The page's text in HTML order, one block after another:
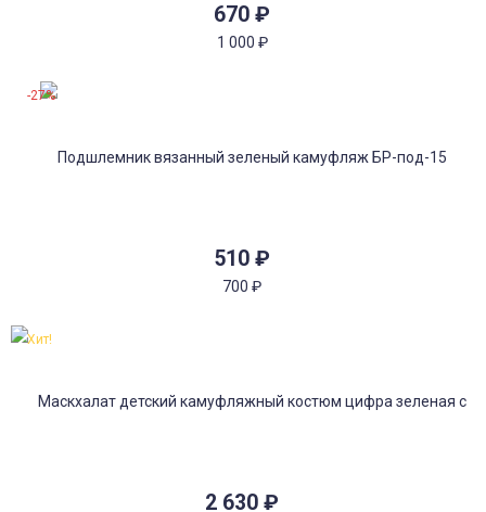
670 ₽
1 000 ₽
510 ₽
700 ₽
-27%
2 630 ₽
Хит!